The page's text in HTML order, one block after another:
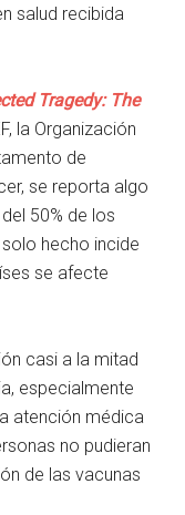
salud recibida
Tragedy: The
la Organización
de
se reporta algo
50% de los
hecho incide
se afecte
casi a la mitad
especialmente
atención médica
no pudieran
de las vacunas